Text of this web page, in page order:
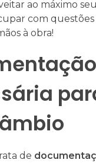
ao máximo
com questões
à obra!
de